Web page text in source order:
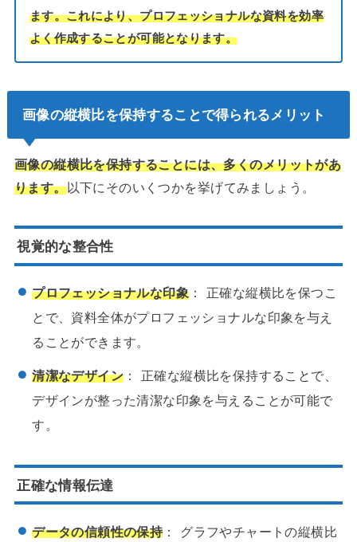
ます。これにより、プロフェッショナルな資料を効率
よく作成することが可能となります。
画像の縦横比を保持することで得られるメリット
画像の縦横比を保持することには、多くのメリットがあ
ります。以下にそのいくつかを挙げてみましょう。
視覚的な整合性
プロフェッショナルな印象 ： 正確な縦横比を保つこ
とで、資料全体がプロフェッショナルな印象を与え
ることができます。
清潔なデザイン ： 正確な縦横比を保持することで、
デザインが整った清潔な印象を与えることが可能で
す。
正確な情報伝達
データの信頼性の保持： グラフやチャートの縦横比